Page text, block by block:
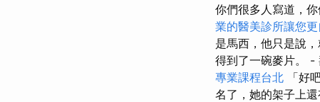
你們很多人寫道，
業的醫美診所讓您
是馬西，他只是說
得到了一碗麥片。 -
專業課程台北
「好
名了，她的架子上